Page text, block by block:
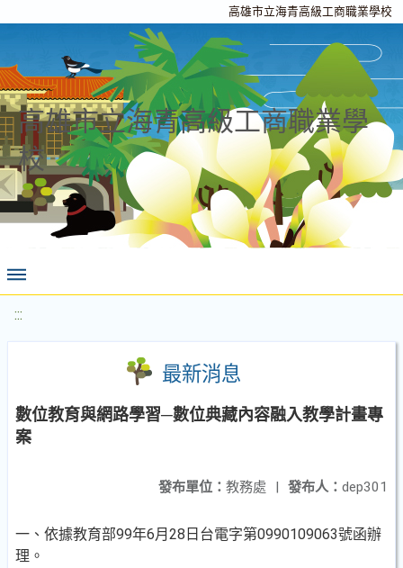
高雄市立海青高級工商職業學校
高雄市立海青高級工商職業學
校
:::
最新消息
數位教育與網路學習─數位典藏內容融入教學計畫專
案
發布人： dep301
發布單位： 教務處 |
一、依據教育部99年6月28日台電字第0990109063號函辦
理。